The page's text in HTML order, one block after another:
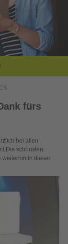
fürs
bei allen
Die schönsten
weiterhin in dieser